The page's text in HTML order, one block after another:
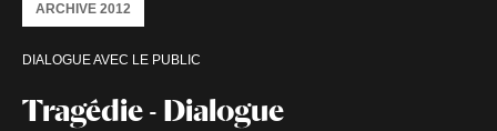
Tragédie - Dialogue
DIALOGUE AVEC LE PUBLIC
ARCHIVE 2012